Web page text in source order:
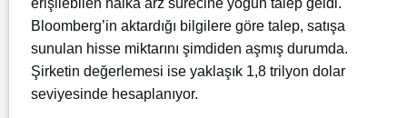
Bloomberg’in aktardığı bilgilere göre talep, satışa
sunulan hisse miktarını şimdiden aşmış durumda.
Şirketin değerlemesi ise yaklaşık 1,8 trilyon dolar
seviyesinde hesaplanıyor.